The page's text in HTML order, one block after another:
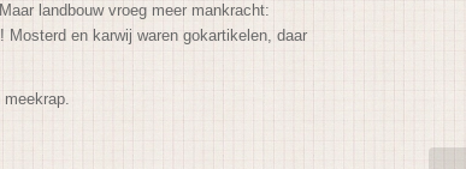
landbouw vroeg meer mankracht:
en karwij waren gokartikelen, daar